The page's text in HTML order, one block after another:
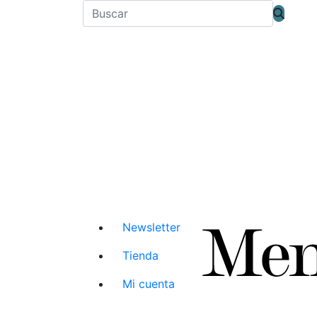
Newsletter
Tienda
Mi cuenta